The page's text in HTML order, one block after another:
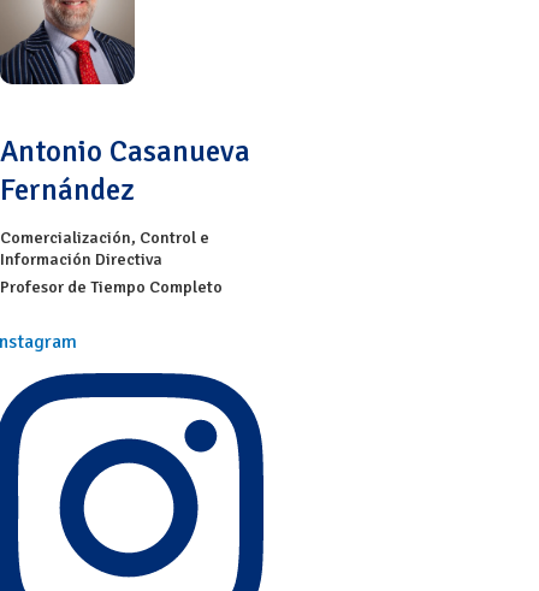
Antonio Casanueva
Fernández
Comercialización, Control e
Información Directiva
Profesor de Tiempo Completo